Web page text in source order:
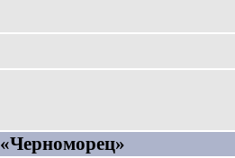
«Черноморец»